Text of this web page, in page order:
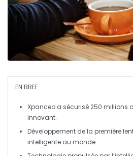
EN BREF
Xpanceo a sécurisé250 millions
innovant.
Développement de la première
intelligente au monde.